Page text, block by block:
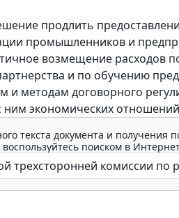
продлить
промышленников и
возмещение расходов
и по обучению
и методам договорного
ним экономических
текста документа и
поиском в